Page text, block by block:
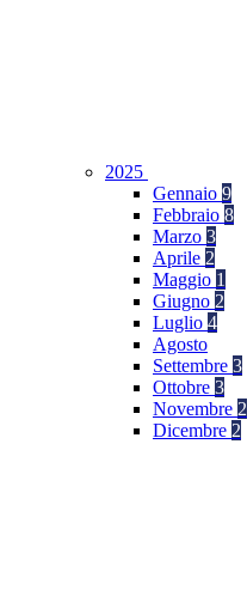
2025
Gennaio 9
Febbraio 8
Marzo 3
Aprile 2
Maggio 1
Giugno 2
Luglio 4
Agosto
Settembre 3
Ottobre 3
Novembre 2
Dicembre 2